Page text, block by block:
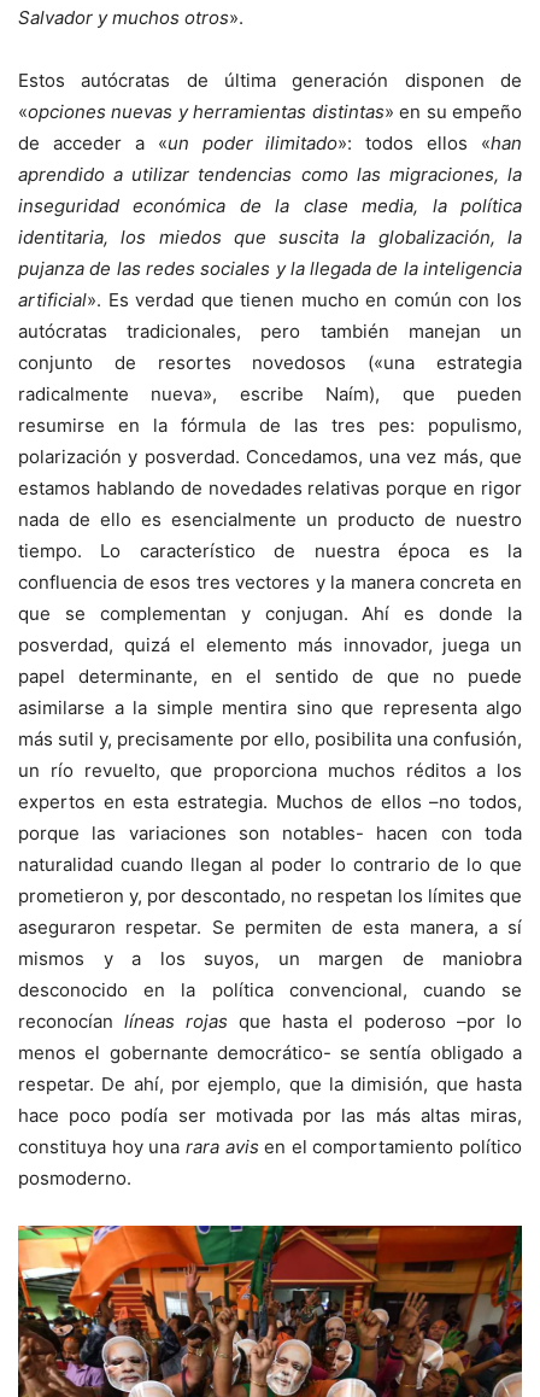
Salvador y muchos otros».
Estos autócratas de última generación disponen de
«opciones nuevas y herramientas distintas» en su empeño
de acceder a «un poder ilimitado»: todos ellos «han
aprendido a utilizar tendencias como las migraciones, la
inseguridad económica de la clase media, la política
identitaria, los miedos que suscita la globalización, la
pujanza de las redes sociales y la llegada de la inteligencia
artificial». Es verdad que tienen mucho en común con los
autócratas tradicionales, pero también manejan un
conjunto de resortes novedosos («una estrategia
radicalmente nueva», escribe Naím), que pueden
resumirse en la fórmula de las tres pes: populismo,
polarización y posverdad. Concedamos, una vez más, que
estamos hablando de novedades relativas porque en rigor
nada de ello es esencialmente un producto de nuestro
tiempo. Lo característico de nuestra época es la
confluencia de esos tres vectores y la manera concreta en
que se complementan y conjugan. Ahí es donde la
posverdad, quizá el elemento más innovador, juega un
papel determinante, en el sentido de que no puede
asimilarse a la simple mentira sino que representa algo
más sutil y, precisamente por ello, posibilita una confusión,
un río revuelto, que proporciona muchos réditos a los
expertos en esta estrategia. Muchos de ellos –no todos,
porque las variaciones son notables- hacen con toda
naturalidad cuando llegan al poder lo contrario de lo que
prometieron y, por descontado, no respetan los límites que
aseguraron respetar. Se permiten de esta manera, a sí
mismos y a los suyos, un margen de maniobra
desconocido en la política convencional, cuando se
reconocían líneas rojas que hasta el poderoso –por lo
menos el gobernante democrático- se sentía obligado a
respetar. De ahí, por ejemplo, que la dimisión, que hasta
hace poco podía ser motivada por las más altas miras,
constituya hoy una rara avisen el comportamiento político
posmoderno.